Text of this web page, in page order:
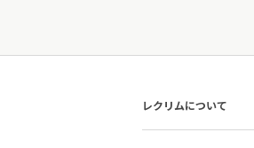
レクリムについて